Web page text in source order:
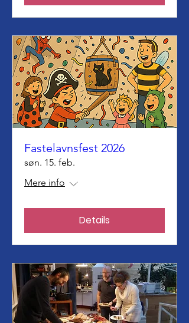
Fastelavnsfest 2026
søn. 15. feb.
Mere info
Details